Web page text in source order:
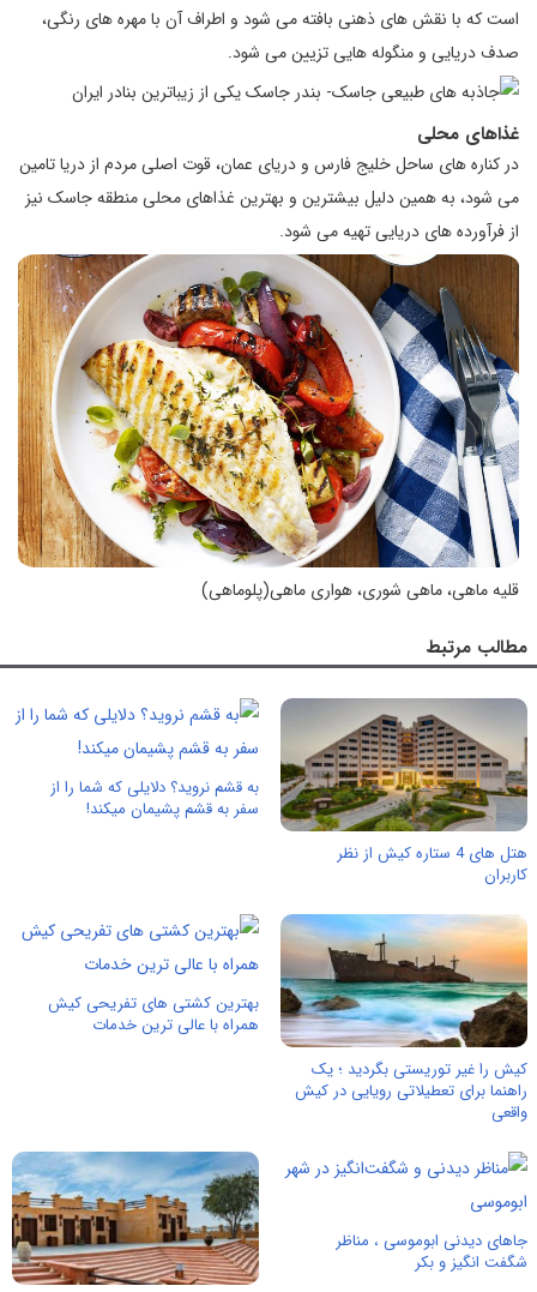
است که با نقش های ذهنی بافته می شود و اطراف آن با مهره های رنگی،
صدف دریایی و منگوله هایی تزیین می شود.
غذاهای محلی
در کناره های ساحل خلیج فارس و دریای عمان، قوت اصلی مردم از دریا تامین
می شود، به همین دلیل بیشترین و بهترین غذاهای محلی منطقه جاسک نیز
از فرآورده های دریایی تهیه می شود.
قلیه ماهی، ماهی شوری، هواری ماهی(پلوماهی)
مطالب مرتبط
هتل های 4 ستاره کیش از نظر
کاربران
به قشم نروید؟ دلایلی که شما را از
سفر به قشم پشیمان میکند!
کیش را غیر توریستی بگردید ؛ یک
راهنما برای تعطیلاتی رویایی در کیش
واقعی
بهترین کشتی های تفریحی کیش
همراه با عالی ترین خدمات
جاهای دیدنی ابوموسی ، مناظر
شگفت انگیز و بکر